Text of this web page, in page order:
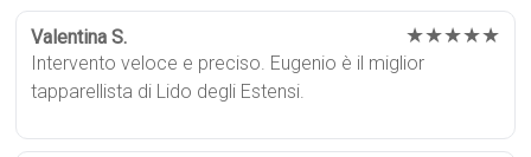
Valentina S. ★★★★★
Intervento veloce e preciso. Eugenio è il miglior
tapparellista di Lido degli Estensi.